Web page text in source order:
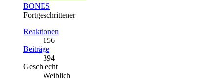
BONES
Fortgeschrittener
Reaktionen
156
Beiträge
394
Geschlecht
Weiblich